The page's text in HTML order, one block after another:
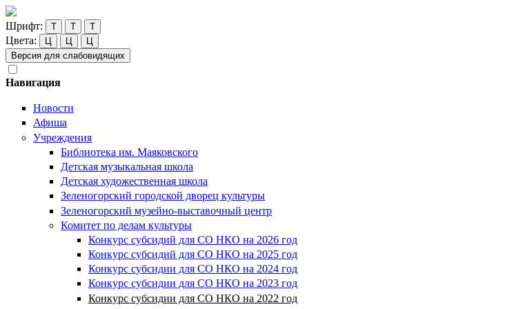
Шрифт: Т Т Т
Цвета: Ц Ц
Ц
Версия для слабовидящих
Навигация
Новости
Афиша
Учреждения
Библиотека им. Маяковского
Детская музыкальная школа
Детская художественная школа
Зеленогорский городской дворец культуры
Зеленогорский музейно-выставочный центр
Комитет по делам культуры
Конкурс субсидий для СО НКО на 2026 год
Конкурс субсидий для СО НКО на 2025 год
Конкурс субсидии для СО НКО на 2024 год
Конкурс субсидии для СО НКО на 2023 год
Конкурс субсидии для СО НКО на 2022 год